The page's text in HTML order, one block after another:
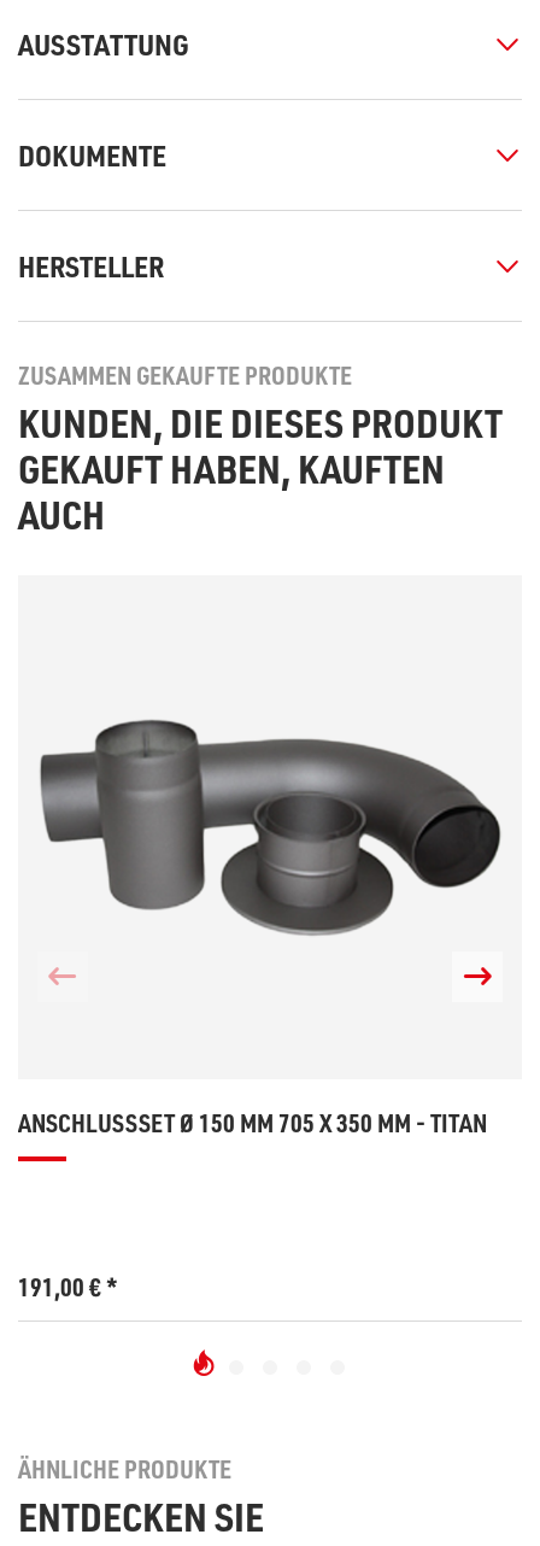
AUSSTATTUNG
DOKUMENTE
HERSTELLER
ZUSAMMEN GEKAUFTE PRODUKTE
KUNDEN, DIE DIESES PRODUKT
GEKAUFT HABEN, KAUFTEN
AUCH
ANSCHLUSSSET Ø 150 MM 705 X 350 MM - TITAN
191,00€*
ÄHNLICHE PRODUKTE
ENTDECKEN SIE